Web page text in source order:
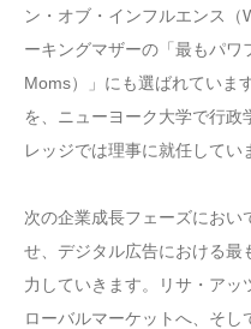
ン・オブ・インフルエンス
ーキングマザーの「最もパ
Moms）」にも選ばれていま
を、ニューヨーク大学で行政
レッジでは理事に就任してい
次の企業成長フェーズにおい
せ、デジタル広告における最
力していきます。リサ・ア
ローバルマーケットへ、そ